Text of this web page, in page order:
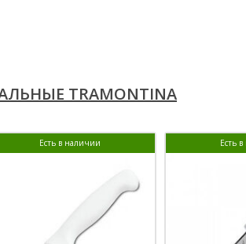
TRAMONTINA
Есть в наличии Есть